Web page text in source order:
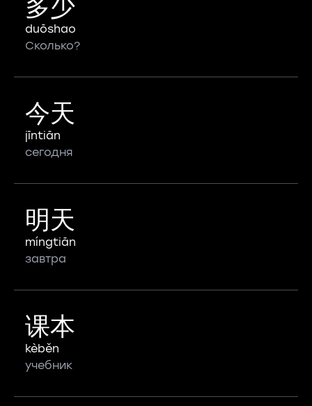
多少
duōshao
Сколько?
今天
jīntiān
сегодня
明天
míngtiān
завтра
课本
kèběn
учебник